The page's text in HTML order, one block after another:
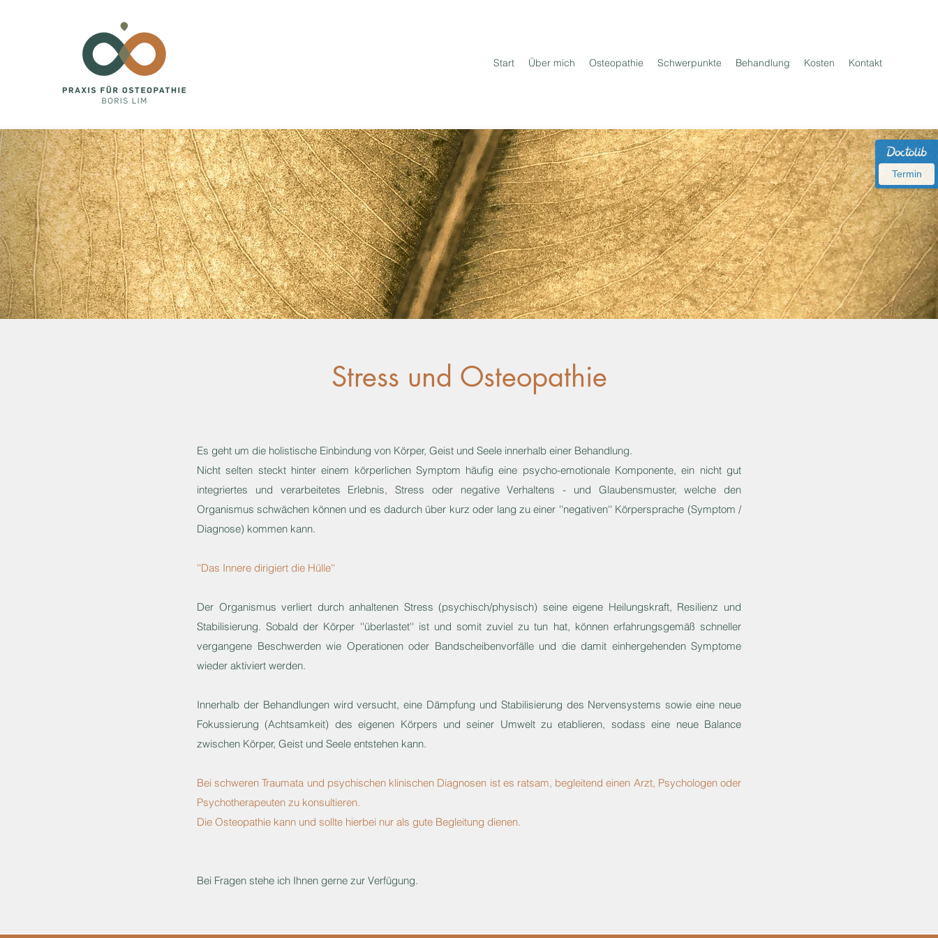
Termin
Start Über mich Osteopathie Schwerpunkte Behandlung Kosten Kontakt
Stress und Osteopathie
Es geht um die holistische Einbindung von Körper, Geist und Seele innerhalb einer Behandlung.
Nicht selten steckt hinter einem körperlichen Symptom häufig eine psycho-emotionale Komponente, ein nicht gut
integriertes und verarbeitetes Erlebnis, Stress oder negative Verhaltens - und Glaubensmuster, welche den
Organismus schwächen können und es dadurch über kurz oder lang zu einer ''negativen'' Körpersprache (Symptom /
Diagnose) kommen kann.
''Das Innere dirigiert die Hülle''
Der Organismus verliert durch anhaltenen Stress (psychisch/physisch) seine eigene Heilungskraft, Resilienz und
Stabilisierung. Sobald der Körper ''überlastet'' ist und somit zuviel zu tun hat, können erfahrungsgemäß schneller
vergangene Beschwerden wie Operationen oder Bandscheibenvorfälle und die damit einhergehenden Symptome
wieder aktiviert werden.
Innerhalb der Behandlungen wird versucht, eine Dämpfung und Stabilisierung des Nervensystems sowie eine neue
Fokussierung (Achtsamkeit) des eigenen Körpers und seiner Umwelt zu etablieren, sodass eine neue Balance
zwischen Körper, Geist und Seele entstehen kann.
Bei schweren Traumata und psychischen klinischen Diagnosen ist es ratsam, begleitend einen Arzt, Psychologen oder
Psychotherapeuten zu konsultieren.
Die Osteopathie kann und sollte hierbei nur als gute Begleitung dienen.
Bei Fragen stehe ich Ihnen gerne zur Verfügung.